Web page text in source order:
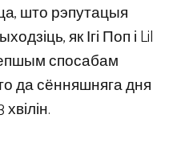
што рэпутацыя
як Ігі Поп і Lil
спосабам
да сённяшняга дня